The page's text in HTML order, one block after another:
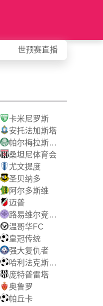
世预赛直播
卡米尼罗斯
安托法加斯塔
帕尔梅拉斯青年队
桑坦尼体育会
尤文提度
圣贝纳多
阿尔多斯维
迈普
路易维尔竞赛女足
温哥华FC
皇冠传统
强大复仇者
哈利法克斯女足
庞特普雷塔
奥鲁罗
帕丘卡